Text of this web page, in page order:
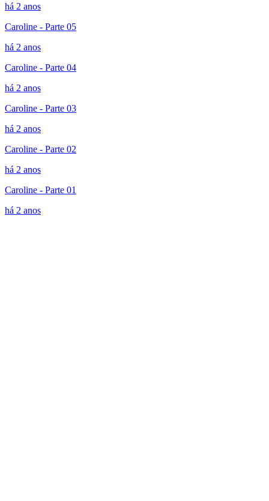
há 2 anos
Caroline - Parte 05
há 2 anos
Caroline - Parte 04
há 2 anos
Caroline - Parte 03
há 2 anos
Caroline - Parte 02
há 2 anos
Caroline - Parte 01
há 2 anos